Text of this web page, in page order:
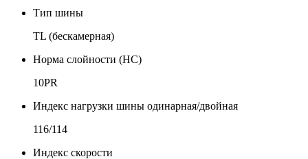
Тип шины
TL (бескамерная)
Норма слойности (НС)
10PR
Индекс нагрузки шины одинарная/двойная
116/114
Индекс скорости